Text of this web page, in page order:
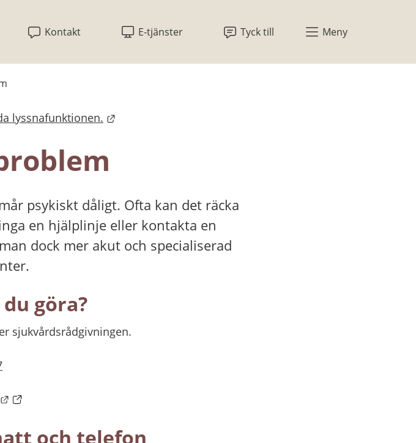
Kontakt E-tjänster Tyck till Meny
lyssnafunktionen.
psykiskt dåligt. Ofta kan det räcka
en hjälplinje eller kontakta en
dock mer akut och specialiserad
göra?
sjukvårdsrådgivningen.
Länk till annan webbplats.
och telefon